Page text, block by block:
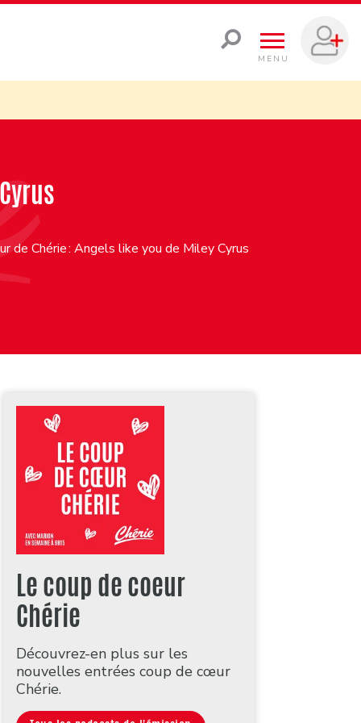
MENU
de Chérie : Angels like you de Miley Cyrus
Le coup de coeur
Chérie
Découvrez-en plus sur les
nouvelles entrées coup de cœur
Chérie.